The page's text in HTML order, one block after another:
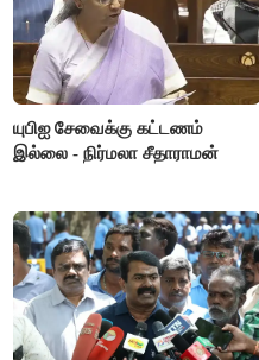
யுபிஐ சேவைக்கு கட்டணம்
இல்லை - நிர்மலா சீதாராமன்